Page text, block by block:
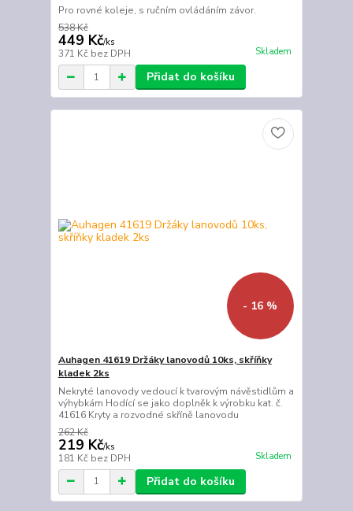
Pro rovné koleje, s ručním ovládáním závor.
538 Kč
449 Kč/ks
371 Kč bez DPH Skladem
Přidat do košíku
- 16 %
Auhagen 41619 Držáky lanovodů 10ks, skříňky
kladek 2ks
Nekryté lanovody vedoucí k tvarovým návěstidlům a
výhybkám Hodící se jako doplněk k výrobku kat. č.
41616 Kryty a rozvodné skříně lanovodu
262 Kč
219 Kč/ks
181 Kč bez DPH Skladem
Přidat do košíku